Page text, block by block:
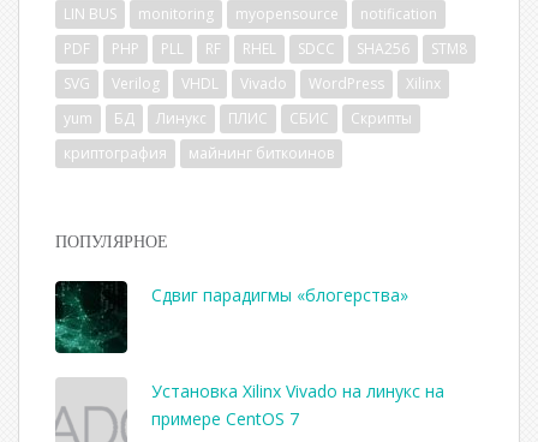
LIN BUS
monitoring myopensource
notification
PDF
PHP PLL RF RHEL SDCC SHA256
STM8
SVG
Verilog VHDL Vivado WordPress
Xilinx
yum
БД Линукс ПЛИС СБИС
Скрипты
криптография
майнинг биткоинов
ПОПУЛЯРНОЕ
Сдвиг парадигмы «блогерства»
Установка Xilinx Vivado на линукс на
примере CentOS 7